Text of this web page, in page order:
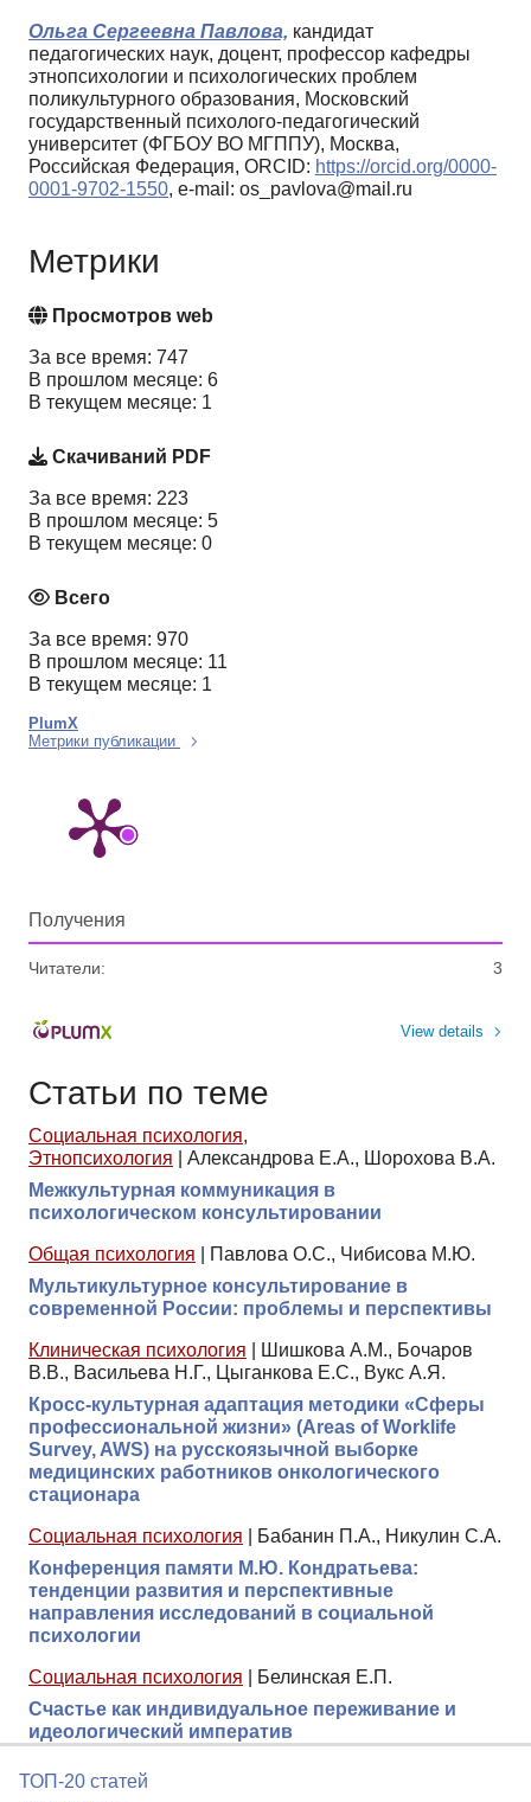
Ольга Сергеевна Павлова, кандидат
педагогических наук, доцент, профессор кафедры
этнопсихологии и психологических проблем
поликультурного образования, Московский
государственный психолого-педагогический
университет (ФГБОУ ВО МГППУ), Москва,
Российская Федерация, ORCID: https://orcid.org/0000-
0001-9702-1550, e-mail: os_pavlova@mail.ru
Метрики
Просмотров web
За все время: 747
В прошлом месяце: 6
В текущем месяце: 1
Скачиваний PDF
За все время: 223
В прошлом месяце: 5
В текущем месяце: 0
Всего
За все время: 970
В прошлом месяце: 11
В текущем месяце: 1
PlumX
Метрики публикации
Получения
Читатели: 3
View details
Статьи по теме
Социальная психология,
Этнопсихология
Александрова Е.А., Шорохова В.А.
Межкультурная коммуникация в
психологическом консультировании
Общая психология
Павлова О.С., Чибисова М.Ю.
Мультикультурное консультирование в
современной России: проблемы и перспективы
Клиническая психология
Шишкова А.М., Бочаров
В.В., Васильева Н.Г., Цыганкова Е.С., Вукс А.Я.
Кросс-культурная адаптация методики «Сферы
профессиональной жизни» (Areas of Worklife
Survey, AWS) на русскоязычной выборке
медицинских работников онкологического
стационара
Социальная психология
Бабанин П.А., Никулин С.А.
Конференция памяти М.Ю. Кондратьева:
тенденции развития и перспективные
направления исследований в социальной
психологии
Социальная психология
Белинская Е.П.
Счастье как индивидуальное переживание и
идеологический императив
ТОП-20 статей